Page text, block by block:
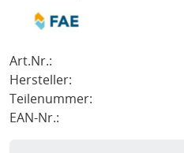
Art.Nr.:
Hersteller:
Teilenummer:
EAN-Nr.: